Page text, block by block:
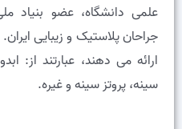
علمى دانشگاه، عضو بنیاد
جراحان پلاستیک و زیبایی
ارائه می دهند، عبارتند از:
سینه، پروتز سینه و غیره.